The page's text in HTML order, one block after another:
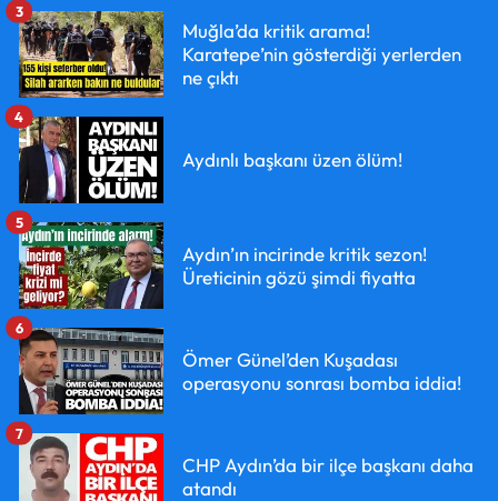
Muğla’da kritik arama!
Karatepe’nin gösterdiği yerlerden
ne çıktı
3
Aydınlı başkanı üzen ölüm!
4
Aydın’ın incirinde kritik sezon!
Üreticinin gözü şimdi fiyatta
5
Ömer Günel’den Kuşadası
operasyonu sonrası bomba iddia!
6
CHP Aydın’da bir ilçe başkanı daha
atandı
7